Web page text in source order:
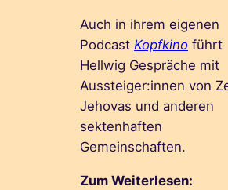
Auch in ihrem eigenen
PodcastKopfkino führt
Hellwig Gespräche mit
Aussteiger:innen von
Jehovas und anderen
sektenhaften
Gemeinschaften.
Zum Weiterlesen: